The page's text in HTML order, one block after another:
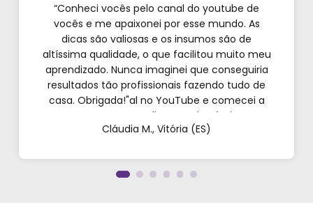
“Conheci vocês pelo canal do youtube de
vocês e me apaixonei por esse mundo. As
dicas são valiosas e os insumos são de
altíssima qualidade, o que facilitou muito meu
aprendizado. Nunca imaginei que conseguiria
resultados tão profissionais fazendo tudo de
casa. Obrigada!"al no YouTube e comecei a
testar em casa. As dicas são incríveis e os
produtos são exatamente como mostram nos
perfumes!”
Cláudia M., Vitória (ES)